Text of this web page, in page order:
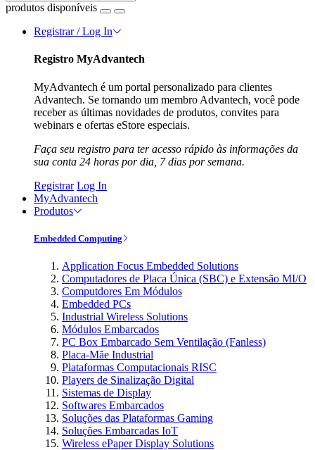
produtos disponíveis
Registrar / Log In
Registro MyAdvantech
MyAdvantech é um portal personalizado para clientes
Advantech. Se tornando um membro Advantech, você pode
receber as últimas novidades de produtos, convites para
webinars e ofertas eStore especiais.
Faça seu registro para ter acesso rápido às informações da
sua conta 24 horas por dia, 7 dias por semana.
Registrar Log In
MyAdvantech
Produtos
Embedded Computing
Application Focus Embedded Solutions
Computadores de Placa Única (SBC) e Extensão MI/O
Computdores Em Módulos
Embedded PCs
Industrial Wireless Solutions
Módulos Embarcados
PC Box Embarcado Sem Ventilação (Fanless)
Placa-Mãe Industrial
Plataformas Computacionais RISC
Players de Sinalização Digital
Sistemas de Display
Softwares Embarcados
Soluções das Plataformas Gaming
Soluções Embarcadas IoT
Wireless ePaper Display Solutions